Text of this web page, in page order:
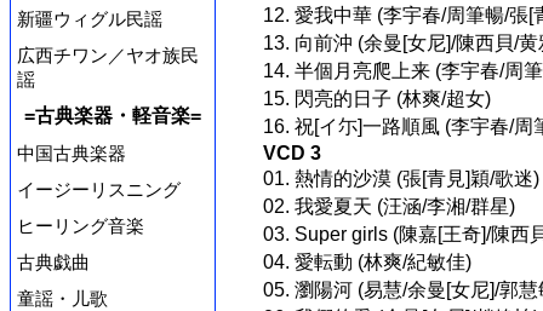
新疆ウィグル民謡
広西チワン／ヤオ族民
謡
=古典楽器・軽音楽=
中国古典楽器
イージーリスニング
ヒーリング音楽
古典戯曲
童謡・儿歌
12. 愛我中華 (李宇春/周筆暢/張[
13. 向前沖 (余曼[女尼]/陳西貝/
14. 半個月亮爬上来 (李宇春/周
15. 閃亮的日子 (林爽/超女)
16. 祝[イ尓]一路順風 (李宇春/周
VCD 3
01. 熱情的沙漠 (張[青見]穎/歌迷)
02. 我愛夏天 (汪涵/李湘/群星)
03. Super girls (陳嘉[王奇]/陳西
04. 愛転動 (林爽/紀敏佳)
05. 瀏陽河 (易慧/余曼[女尼]/郭慧